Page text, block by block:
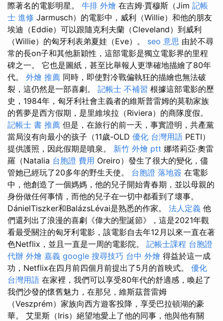
際著名的電影明星。 牛排 外燴 在吉姆·賈穆斯（Jim 記帳
士 進修 Jarmusch）的電影中，威利（Willie）和他的朋友
埃迪（Eddie）可以跟隨克利夫蘭（Cleveland）到威利
（Willie）的匈牙利表弟夏娃（Eve）。 seo 意思 由於不尋
常的長on子和其他新穎性，這部電影是獨立電影界的里程
碑之一。 它也是圖紙，甚至比舉報人更準確地描繪了80年
代。 外燴 推薦 同時，即使對冷戰偏執狂的描繪也無法破
裂，這仍然是一部喜劇。 記帳士 不補習 根據這部電影的歷
史，1984年，匈牙利社會主義者的維斯普雷姆的莫勒家族
的舊夢是西方假期，是里維埃拉（Riviera）的商隊度假。
記帳士 書 推薦 但是，在旅行的前一天，事實證明，共產黨
當局沒有向最小的孩子（11歲-OLD 優化 台灣用語 PETI）
提供護照，因此假期是噴泉。 新竹 外燴 ptt 娜塔莉亞·奧雷
羅（Natalia 台胞證 費用 Oreiro）發生了很大的變化，儘
管她已經玩了20多年的野生天使。 台胞證 落地簽 在電影
中，他創造了一個媽媽，他的兒子開始青春期，並以母親的
身份做任何事情，而他的兒子在一切中都看到了壞事。
DánielTiszker和BalázsLévai是熟悉的作家。 法人定義 他
們還列出了浪漫的喜劇《偉大的聖誕節》，這是2021年觀
看最受關注的匈牙利電影，該電影自去年12月以來一直在著
色Netflix，並且一直是一周的電影院。 記帳士課程 台胞證
代辦 外燴 嘉義 google 搜尋技巧 台中 外燴 得益於這一成
功，Netflix在四月前四個月前提出了5月的首映式。 優化
台灣用語 在家裡，我們可以享受80年代的舒適感，喚起了
我們沙發的懷舊魅力，在那兒，維斯茲普雷姆
（Veszprém）家族向西方遊客投降，享受巴拉頓湖的豪
華。 艾里斯（Iris）絕望地愛上了他的同事，他與他有關